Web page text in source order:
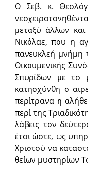
Ο Σεβ. κ.
μεταξύ άλλων
Νικόλαε, που η
πανευκλεή μνήμη
Οικουμενικής
Σπυρίδων με το
κατησχύνθη ο
περίτρανα η
περί της
λάβεις τον
έτσι ώστε, ως
Χριστού να
θείων μυστηρίων